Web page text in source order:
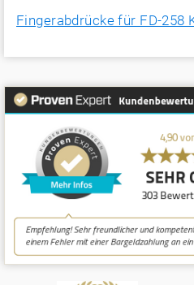
Fingerabdrücke für FD-258